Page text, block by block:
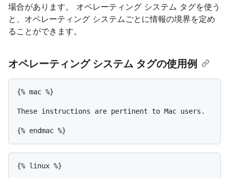
場合があります。 オペレーティング システム タグを使う
と、オペレーティング システムごとに情報の境界を定め
ることができます。
オペレーティング システム タグの使用例
{% mac %}
These instructions are pertinent to Mac users.
{% linux %}